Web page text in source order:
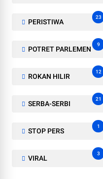
PERISTIWA
23
POTRET PARLEMEN
9
ROKAN HILIR
12
SERBA-SERBI
21
STOP PERS
1
VIRAL
3